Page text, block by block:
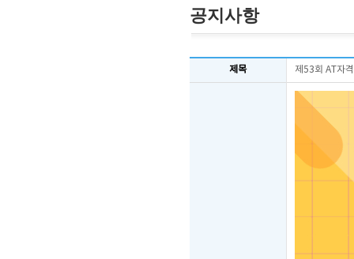
공지사항
제목 제53회 AT자